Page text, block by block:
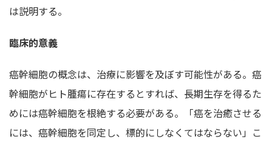
は説明する。
臨床的意義
癌幹細胞の概念は、治療に影響を及ぼす可能性がある。癌
幹細胞がヒト腫瘍に存在するとすれば、長期生存を得るた
めには癌幹細胞を根絶する必要がある。「癌を治癒させる
には、癌幹細胞を同定し、標的にしなくてはならない」こ